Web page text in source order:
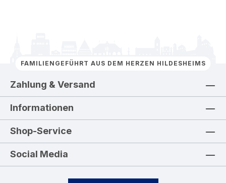
FAMILIENGEFÜHRT AUS DEM HERZEN HILDESHEIMS
Zahlung & Versand
Informationen
Shop-Service
Social Media